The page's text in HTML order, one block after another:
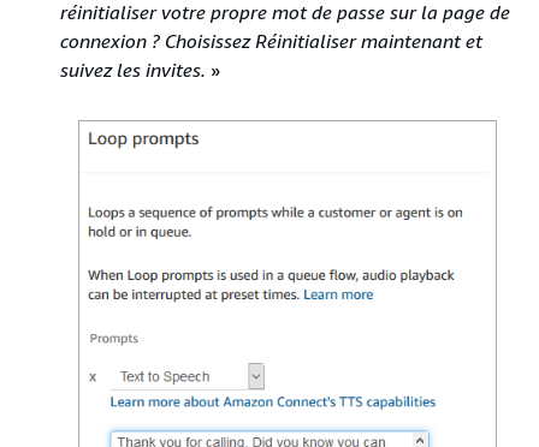
réinitialiser votre propre mot de passe sur la page de
connexion ? Choisissez Réinitialiser maintenant et
suivez les invites. »